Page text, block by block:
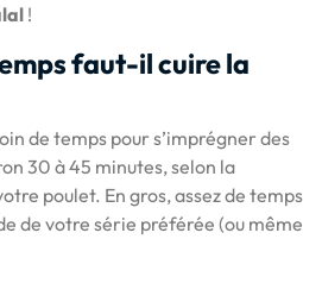
!
faut-il cuire la
de temps pour s’imprégner des
30 à 45 minutes, selon la
poulet. En gros, assez de temps
de votre série préférée (ou même